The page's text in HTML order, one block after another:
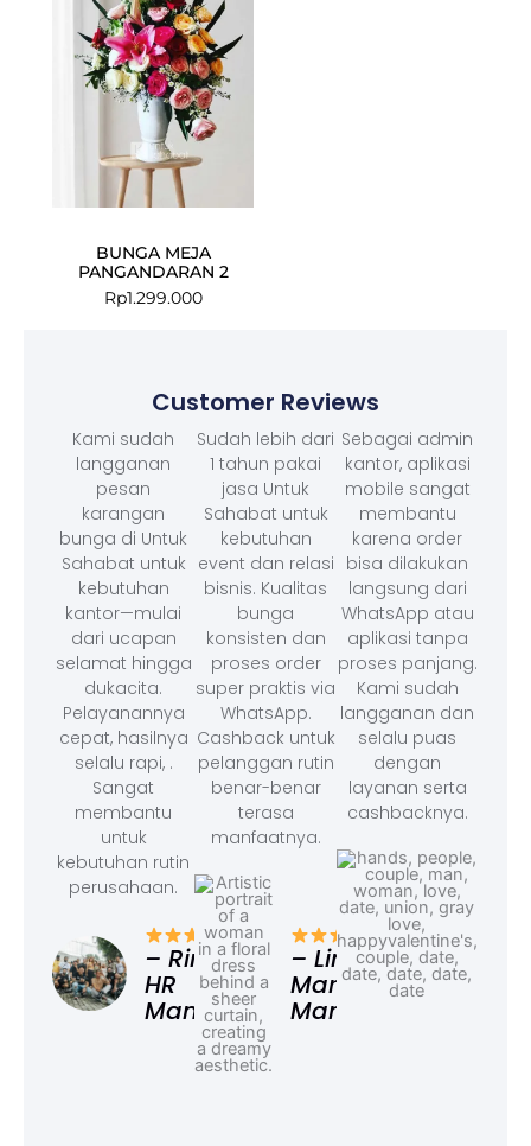
BUNGA MEJA
PANGANDARAN 2
Rp1.299.000
Customer Reviews
Kami sudah
langganan
pesan
karangan
bunga di Untuk
Sahabat untuk
kebutuhan
kantor—mulai
dari ucapan
selamat hingga
dukacita.
Pelayanannya
cepat, hasilnya
selalu rapi, .
Sangat
membantu
untuk
kebutuhan rutin
perusahaan.
– Rina,
HR
Manager
Sudah lebih dari
1 tahun pakai
jasa Untuk
Sahabat untuk
kebutuhan
event dan relasi
bisnis. Kualitas
bunga
konsisten dan
proses order
super praktis via
WhatsApp.
Cashback untuk
pelanggan rutin
benar-benar
terasa
manfaatnya.
– Linda,
Marketing
Manager
Sebagai admin
kantor, aplikasi
mobile sangat
membantu
karena order
bisa dilakukan
langsung dari
WhatsApp atau
aplikasi tanpa
proses panjang.
Kami sudah
langganan dan
selalu puas
dengan
layanan serta
cashbacknya.